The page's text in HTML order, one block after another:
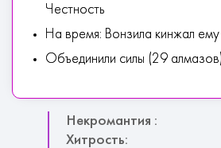
Честность
На время: Вонзила кинжал ему
Объединили силы (29
Некромантия :
Хитрость: